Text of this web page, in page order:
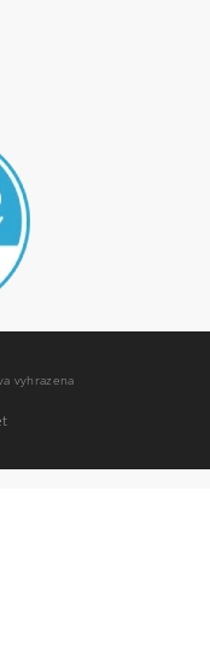
vyhrazena